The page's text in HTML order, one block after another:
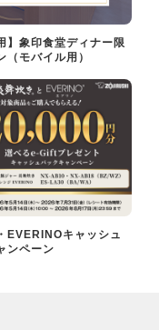
】象印食堂ディナー限
（モバイル用）
EVERINOキャッシュ
ンペーン